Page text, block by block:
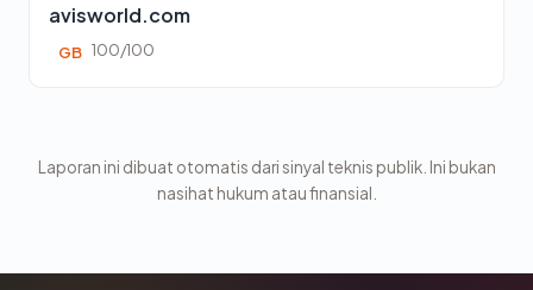
avisworld.com
GB 100/100
Laporan ini dibuat otomatis dari sinyal teknis publik. Ini bukan
nasihat hukum atau finansial.